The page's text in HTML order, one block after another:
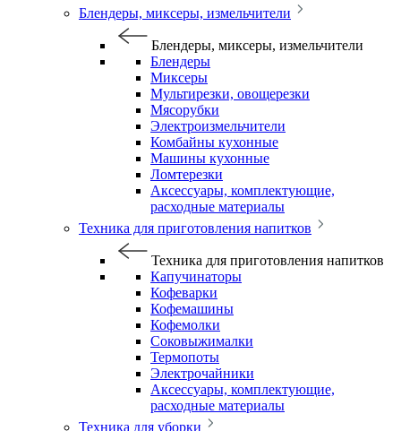
Блендеры, миксеры, измельчители
Блендеры, миксеры, измельчители
Блендеры
Миксеры
Мультирезки, овощерезки
Мясорубки
Электроизмельчители
Комбайны кухонные
Машины кухонные
Ломтерезки
Аксессуары, комплектующие,
расходные материалы
Техника для приготовления напитков
Техника для приготовления напитков
Капучинаторы
Кофеварки
Кофемашины
Кофемолки
Соковыжималки
Термопоты
Электрочайники
Аксессуары, комплектующие,
расходные материалы
Техника для уборки